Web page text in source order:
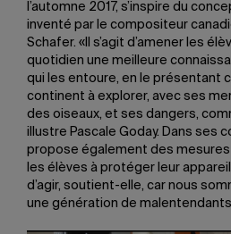
l’automne 2017, s’inspire du
inventé par le compositeur
Schafer. «Il s’agit d’amener les
quotidien une meilleure
qui les entoure, en le présentant
continent à explorer, avec ses
des oiseaux, et ses dangers,
illustre Pascale Goday. Dans ses
propose également des
les élèves à protéger leur
d’agir, soutient-elle, car nous
une génération de